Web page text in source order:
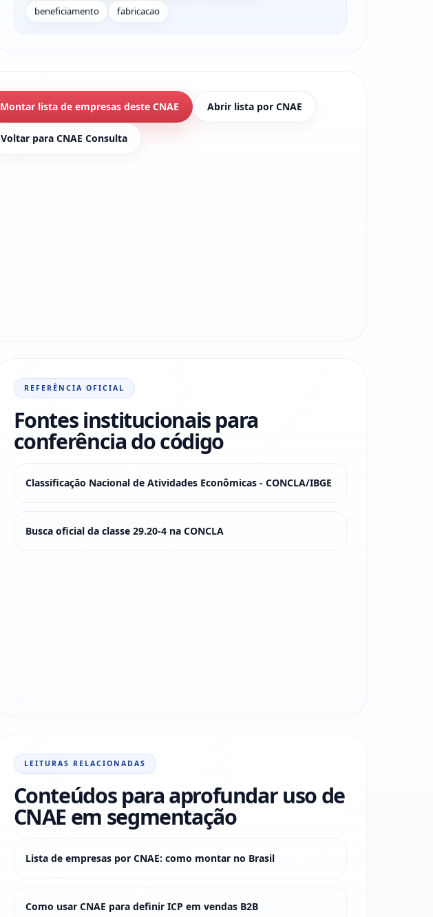
beneficiamento
fabricacao
Montar lista de empresas deste CNAE Abrir lista por CNAE
Voltar para CNAE Consulta
REFERÊNCIA OFICIAL
Fontes institucionais para
conferência do código
Classificação Nacional de Atividades Econômicas - CONCLA/IBGE
Busca oficial da classe 29.20-4 na CONCLA
LEITURAS RELACIONADAS
Conteúdos para aprofundar uso de
CNAE em segmentação
Lista de empresas por CNAE: como montar no Brasil
Como usar CNAE para definir ICP em vendas B2B